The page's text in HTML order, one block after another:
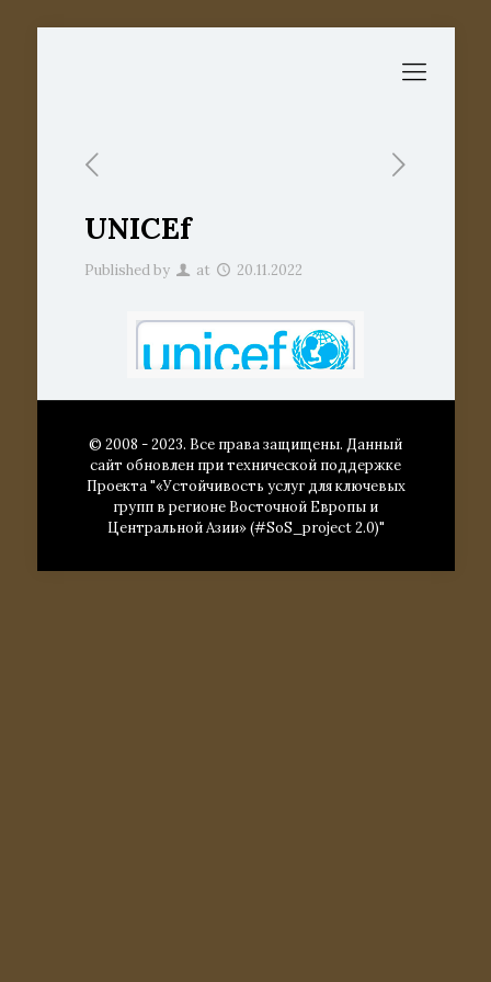
UNICEf
Published by at 20.11.2022
© 2008 - 2023. Все права защищены. Данный
сайт обновлен при технической поддержке
Проекта "«Устойчивость услуг для ключевых
групп в регионе Восточной Европы и
Центральной Азии» (#SoS_project 2.0)"